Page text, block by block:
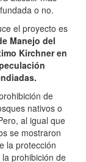
o no.
el proyecto es
Manejo del
Kirchner en
de
nativos o
al igual que
se mostraron
la protección
prohibición de